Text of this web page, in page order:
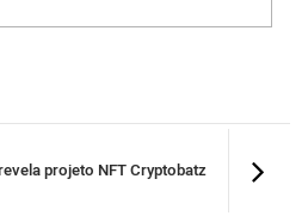
projeto NFT Cryptobatz